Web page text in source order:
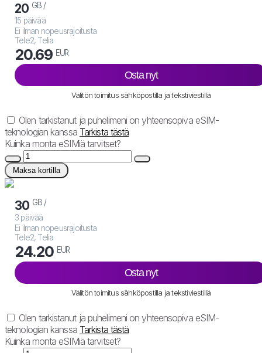
20 GB /
15 päivää
Ei ilman nopeusrajoitusta
Tele2, Telia
20.69 EUR
Osta nyt
Välitön toimitus sähköpostilla ja tekstiviestillä
Olen tarkistanut ja puhelimeni on yhteensopiva eSIM-
teknologian kanssa Tarkista tästä
Kuinka monta eSIMiä tarvitset?
Maksa kortilla
30 GB /
3 päivää
Ei ilman nopeusrajoitusta
Tele2, Telia
24.20 EUR
Osta nyt
Välitön toimitus sähköpostilla ja tekstiviestillä
Olen tarkistanut ja puhelimeni on yhteensopiva eSIM-
teknologian kanssa Tarkista tästä
Kuinka monta eSIMiä tarvitset?